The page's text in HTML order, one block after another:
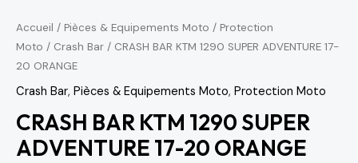
Accueil / Pièces & Equipements Moto / Protection
Moto / Crash Bar / CRASH BAR KTM 1290 SUPER ADVENTURE 17-
20 ORANGE
Crash Bar, Pièces & Equipements Moto, Protection Moto
CRASH BAR KTM 1290 SUPER
ADVENTURE 17-20 ORANGE
17-
20
ORANGE